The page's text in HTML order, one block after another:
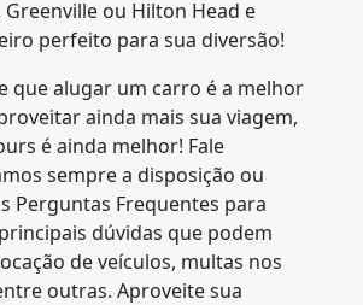
Greenville ou Hilton Head e
perfeito para sua diversão!
que alugar um carro é a melhor
ainda mais sua viagem,
é ainda melhor! Fale
sempre a disposição ou
Perguntas Frequentes para
dúvidas que podem
de veículos, multas nos
outras. Aproveite sua